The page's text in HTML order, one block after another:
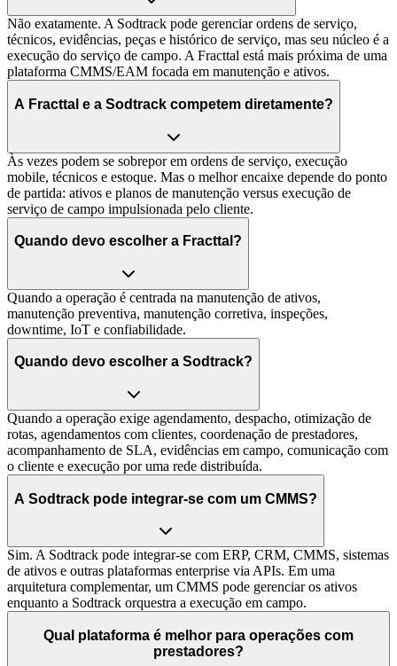
Não exatamente. A Sodtrack pode gerenciar ordens de serviço,
técnicos, evidências, peças e histórico de serviço, mas seu núcleo é a
execução do serviço de campo. A Fracttal está mais próxima de uma
plataforma CMMS/EAM focada em manutenção e ativos.
A Fracttal e a Sodtrack competem diretamente?
Às vezes podem se sobrepor em ordens de serviço, execução
mobile, técnicos e estoque. Mas o melhor encaixe depende do ponto
de partida: ativos e planos de manutenção versus execução de
serviço de campo impulsionada pelo cliente.
Quando devo escolher a Fracttal?
Quando a operação é centrada na manutenção de ativos,
manutenção preventiva, manutenção corretiva, inspeções,
downtime, IoT e confiabilidade.
Quando devo escolher a Sodtrack?
Quando a operação exige agendamento, despacho, otimização de
rotas, agendamentos com clientes, coordenação de prestadores,
acompanhamento de SLA, evidências em campo, comunicação com
o cliente e execução por uma rede distribuída.
A Sodtrack pode integrar-se com um CMMS?
Sim. A Sodtrack pode integrar-se com ERP, CRM, CMMS, sistemas
de ativos e outras plataformas enterprise via APIs. Em uma
arquitetura complementar, um CMMS pode gerenciar os ativos
enquanto a Sodtrack orquestra a execução em campo.
Qual plataforma é melhor para operações com
prestadores?